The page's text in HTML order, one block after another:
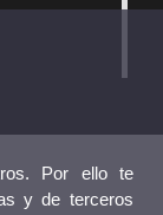
propio de la
Por ello te
y de terceros